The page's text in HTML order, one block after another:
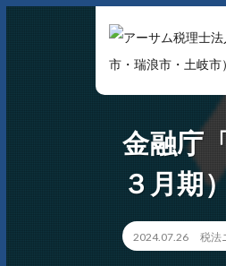
アーサム税理士法人
市・土岐市） -地域
会計・税務はもちろ
らゆるシーンで お客
します。 戦略的財務
金融庁
３月期
2024.07.26 税法